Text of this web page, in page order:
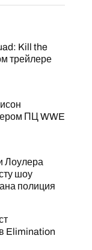
Kill the
трейлере
ПЦ WWE
Лоулера
шоу
полиция
Elimination